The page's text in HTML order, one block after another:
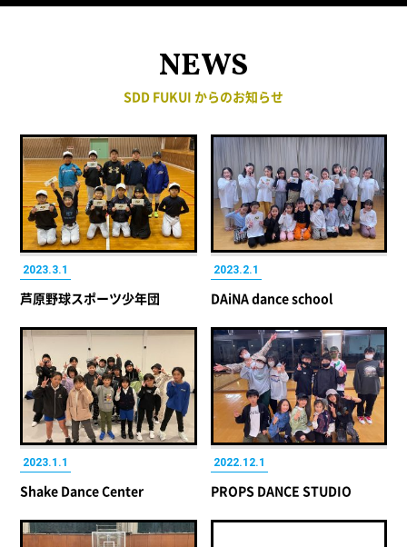
NEWS
SDD FUKUI からのお知らせ
2023.3.1
芦原野球スポーツ少年団
2023.2.1
DAiNA dance school
2023.1.1
Shake Dance Center
2022.12.1
PROPS DANCE STUDIO